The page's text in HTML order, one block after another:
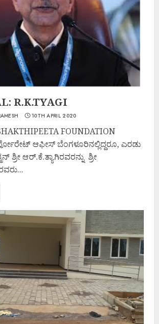
R.K.TYAGI
10TH APRIL 2020
FOUNDATION
ಆಫೀಸ್ ಬೆಂಗಳೂರಿನಲ್ಲಿದ್ದರೂ, ಎರಡು
ಶ್ರೀ ಆರ್.ಕೆ.ತ್ಯಾಗಿರವರನ್ನು ಶ್ರೀ